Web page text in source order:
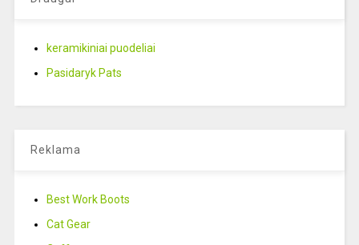
keramikiniai puodeliai
Pasidaryk Pats
Reklama
Best Work Boots
Cat Gear